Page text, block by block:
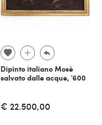
Dipinto italiano Mosè
salvato dalle acque, '600
€ 22.500,00